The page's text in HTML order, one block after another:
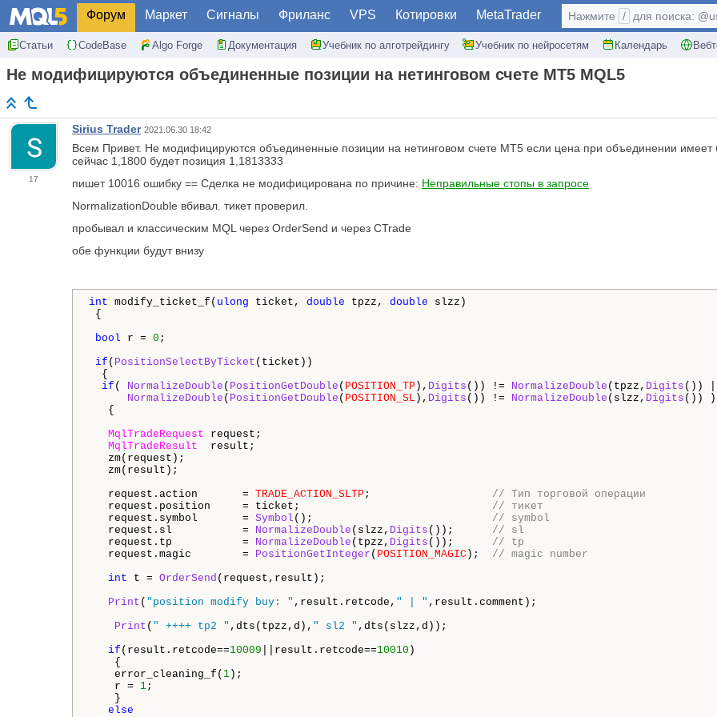
Форум Маркет Сигналы Фриланс VPS Котировки MetaTrader
Статьи CodeBase Algo Forge Документация Учебник по алготрейдингу Учебник по нейросетям Календарь
Нажмите / для поиска:
Не модифицируются объединенные позиции на нетинговом счете MT5 MQL5
17
Sirius Trader 2021.06.30 18:42
Всем Привет. Не модифицируются объединенные позиции на нетинговом счете MT5 если цена при объединении
сейчас 1,1800 будет позиция 1,1813333
пишет 10016 ошибку == Cделка не модифицирована по причине: Неправильные стопы в запросе
NormalizationDouble вбивал. тикет проверил.
пробывал и классическим MQL через OrderSend и через CTrade
обе функции будут внизу
int modify_ticket_f( ulong ticket, double tpzz, double slzz)
{
bool r = 0 ;
if ( PositionSelectByTicket (ticket))
{
if ( NormalizeDouble ( PositionGetDouble ( POSITION_TP ), Digits ()) != NormalizeDouble (tpzz, Digits ())
NormalizeDouble ( PositionGetDouble ( POSITION_SL ), Digits ()) != NormalizeDouble (slzz, Digits ()) )
{
MqlTradeRequest request;
MqlTradeResult result;
zm(request);
zm(result);
request.action       = TRADE_ACTION_SLTP ; // Тип торговой операции
request.position     = ticket; // тикет
request.symbol       = Symbol (); // symbol
request.sl           = NormalizeDouble (slzz, Digits ()); // sl
request.tp           = NormalizeDouble (tpzz, Digits ()); // tp
request.magic        = PositionGetInteger ( POSITION_MAGIC ); // magic number
int t = OrderSend (request,result);
Print ( "position modify buy: " ,result.retcode, " | " ,result.comment);
Print ( " ++++ tp2 " ,dts(tpzz,d), " sl2 " ,dts(slzz,d));
if (result.retcode==10009 ||result.retcode==10010 )
{
error_cleaning_f( 1 );
r = 1;
}
else